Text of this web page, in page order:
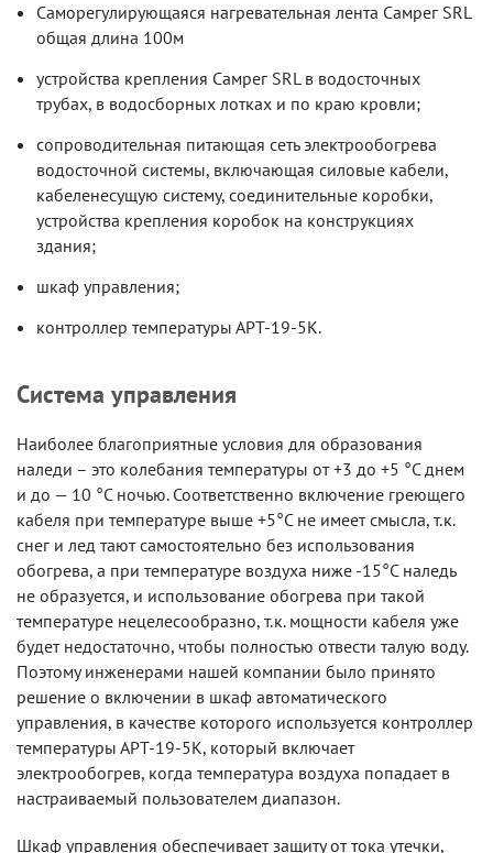
Саморегулирующаяся нагревательная лента Самрег SRL
общая длина 100м
устройства крепления Самрег SRL в водосточных
трубах, в водосборных лотках и по краю кровли;
сопроводительная питающая сеть электрообогрева
водосточной системы, включающая силовые кабели,
кабеленесущую систему, соединительные коробки,
устройства крепления коробок на конструкциях
здания;
шкаф управления;
контроллер температуры АРТ-19-5К.
Система управления
Наиболее благоприятные условия для образования
наледи – это колебания температуры от +3 до +5 °С днем
и до — 10 °С ночью. Соответственно включение греющего
кабеля при температуре выше +5°С не имеет смысла, т.к.
снег и лед тают самостоятельно без использования
обогрева, а при температуре воздуха ниже -15°С наледь
не образуется, и использование обогрева при такой
температуре нецелесообразно, т.к. мощности кабеля уже
будет недостаточно, чтобы полностью отвести талую воду.
Поэтому инженерами нашей компании было принято
решение о включении в шкаф автоматического
управления, в качестве которого используется контроллер
температуры АРТ-19-5К, который включает
электрообогрев, когда температура воздуха попадает в
настраиваемый пользователем диапазон.
Шкаф управления обеспечивает защиту от тока утечки,